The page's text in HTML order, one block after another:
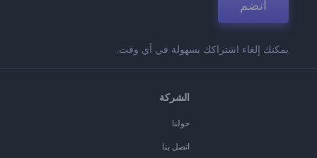
انضم
يمكنك إلغاء اشتراكك بسهولة في أي وقت.
الشركة
حولنا
اتصل بنا